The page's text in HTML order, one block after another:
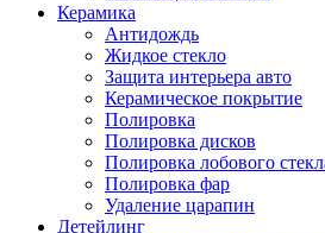
Керамика
Антидождь
Жидкое стекло
Защита интерьера авто
Керамическое покрытие
Полировка
Полировка дисков
Полировка лобового
Полировка фар
Удаление царапин
Детейлинг